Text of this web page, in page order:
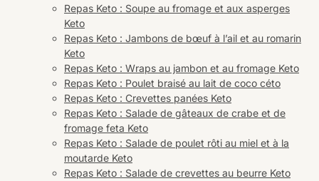
Repas Keto : Soupe au fromage et aux asperges
Keto
Repas Keto : Jambons de bœuf à l’ail et au romarin
Keto
Repas Keto : Wraps au jambon et au fromage Keto
Repas Keto : Poulet braisé au lait de coco céto
Repas Keto : Crevettes panées Keto
Repas Keto : Salade de gâteaux de crabe et de
fromage feta Keto
Repas Keto : Salade de poulet rôti au miel et à la
moutarde Keto
Repas Keto : Salade de crevettes au beurre Keto